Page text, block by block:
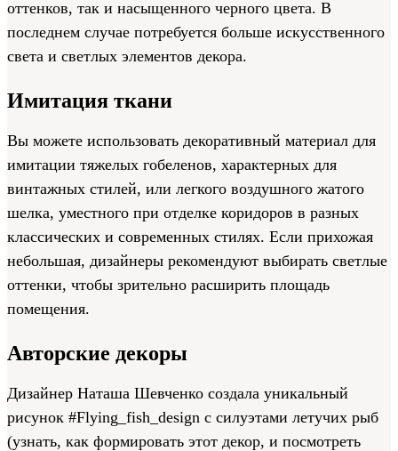
оттенков, так и насыщенного черного цвета. В
последнем случае потребуется больше искусственного
света и светлых элементов декора.
Имитация ткани
Вы можете использовать декоративный материал для
имитации тяжелых гобеленов, характерных для
винтажных стилей, или легкого воздушного жатого
шелка, уместного при отделке коридоров в разных
классических и современных стилях. Если прихожая
небольшая, дизайнеры рекомендуют выбирать светлые
оттенки, чтобы зрительно расширить площадь
помещения.
Авторские декоры
Дизайнер Наташа Шевченко создала уникальный
рисунок #Flying_fish_design с силуэтами летучих рыб
(узнать, как формировать этот декор, и посмотреть